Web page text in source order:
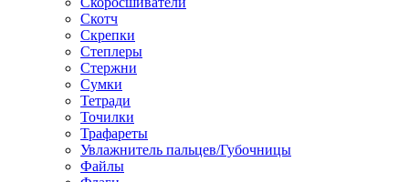
Скотч
Скрепки
Степлеры
Стержни
Сумки
Тетради
Точилки
Трафареты
Увлажнитель пальцев/Губочницы
Файлы